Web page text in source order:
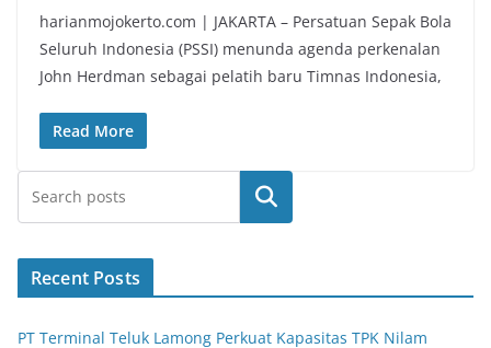
harianmojokerto.com | JAKARTA – Persatuan Sepak Bola
Seluruh Indonesia (PSSI) menunda agenda perkenalan
John Herdman sebagai pelatih baru Timnas Indonesia,
Read More
Search
Recent Posts
PT Terminal Teluk Lamong Perkuat Kapasitas TPK Nilam